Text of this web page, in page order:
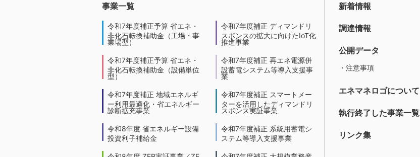
事業一覧
令和7年度補正予算 省エネ・
非化石転換補助金（工場・事
業場型）
令和7年度補正予算 省エネ・
非化石転換補助金（設備単位
型）
令和7年度補正 地域エネルギ
ー利用最適化・省エネルギー
診断拡充事業
令和8年度 省エネルギー設備
投資利子補給金
令和7年度補正 ディマンドリ
スポンスの拡大に向けたIoT化
推進事業
令和7年度補正 再エネ電源併
設蓄電システム等導入支援事
業
令和7年度補正 スマートメー
ターを活用したディマンドリ
スポンス実証事業
令和7年度補正 系統用蓄電シ
ステム等導入支援事業
新着情報
調達情報
公開データ
・注意事項
エネマネロゴについて
執行終了した事業一覧
リンク集